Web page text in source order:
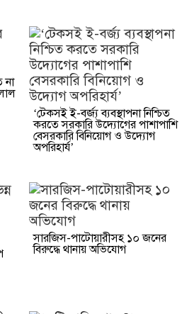
না
‘টেকসই ই-বর্জ্য ব্যবস্থাপনা নিশ্চিত
করতে সরকারি উদ্যোগের পাশাপাশি
বেসরকারি বিনিয়োগ ও উদ্যোগ
অপরিহার্য’
সারজিস-পাটোয়ারীসহ ১০ জনের
বিরুদ্ধে থানায় অভিযোগ